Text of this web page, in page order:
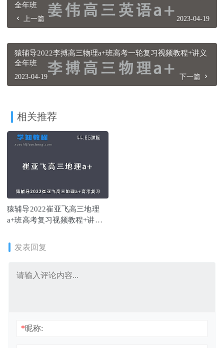
全年班
上一篇 2023-04-19
猿辅导2022李搏高三物理a+班高考一轮复习视频教程+讲义
全年班
2023-04-19 下一篇
相关推荐
猿辅导2022崔亚飞高三地理
a+班高考复习视频教程+讲义
发表回复
*昵称: